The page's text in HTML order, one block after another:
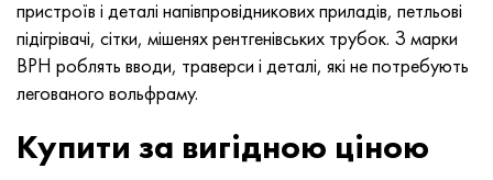
пристроїв і деталі напівпровідникових приладів, петльові
підігрівачі, сітки, мішенях рентгенівських трубок. З марки
ВРН роблять вводи, траверси і деталі, які не потребують
легованого вольфраму.
Купити за вигідною ціною